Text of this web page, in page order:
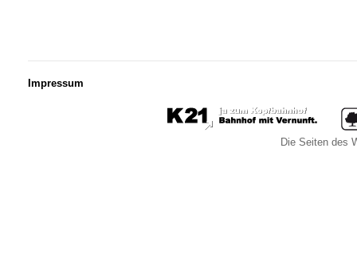
Impressum
Die Seiten des